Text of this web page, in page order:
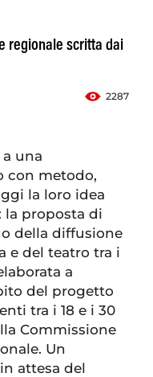
regionale scritta dai
2287
a una
con metodo,
la loro idea
la proposta di
della diffusione
e del teatro tra i
a
del progetto
tra i 18 e i 30
Commissione
Un
attesa del